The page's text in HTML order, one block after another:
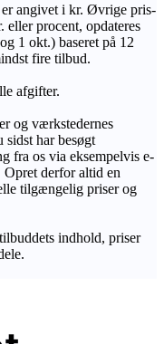
angivet i kr. Øvrige pris-
eller procent, opdateres
1 okt.) baseret på 12
fire tilbud.
afgifter.
og værkstedernes
har besøgt
fra os via eksempelvis e-
derfor altid en
tilgængelig priser og
indhold, priser